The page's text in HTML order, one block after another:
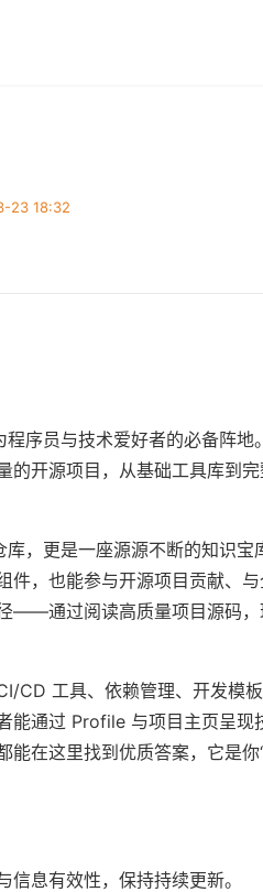
23 18:32
序员与技术爱好者的必备阵地
的开源项目，从基础工具库到
，更是一座源源不断的知识宝
件，也能参与开源项目贡献、
——通过阅读高质量项目源码
CD 工具、依赖管理、开发模
能通过 Profile 与项目主页呈现
在这里找到优质答案，它是你
息有效性，保持持续更新。